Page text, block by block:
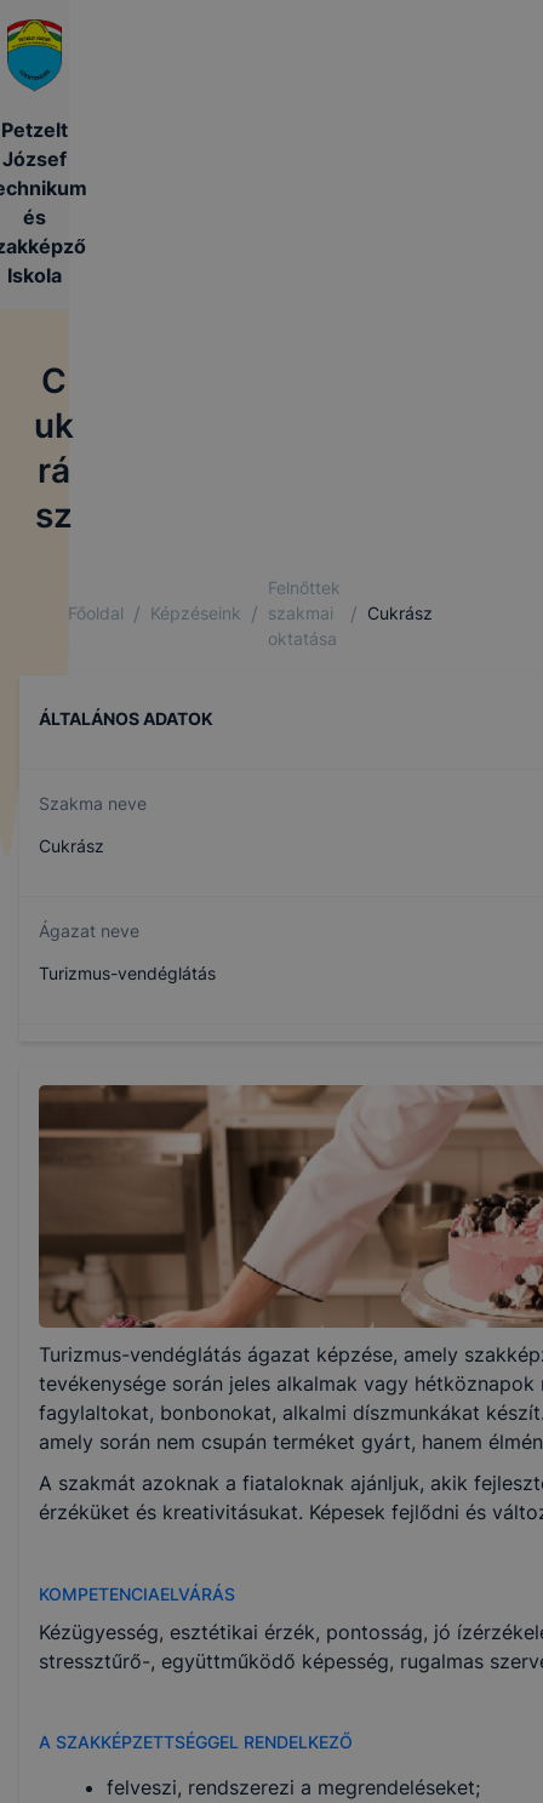
Petzelt
József
és
Iskola
C
uk
rá
sz
Főoldal / Képzéseink /
Felnőttek
szakmai
oktatása
/ Cukrász
ÁLTALÁNOS ADATOK
Szakma neve
Cukrász
Ágazat neve
Turizmus-vendéglátás
410132301
Választható szakmairányok:
Nem válaszható
KKK/PTT
PTT letöltése (pdf)
Nem
Turizmus-vendéglátás ágazat képzése, amely
tevékenysége során jeles alkalmak vagy
fagylaltokat, bonbonokat, alkalmi díszmunkákat
amely során nem csupán terméket gyárt, hanem
A szakmát azoknak a fiataloknak ajánljuk, akik
érzéküket és kreativitásukat. Képesek fejlődni és
KOMPETENCIAELVÁRÁS
Kézügyesség, esztétikai érzék, pontosság, jó
stressztűrő-, együttműködő képesség, rugalmas
A SZAKKÉPZETTSÉGGEL RENDELKEZŐ
felveszi, rendszerezi a megrendeléseket;